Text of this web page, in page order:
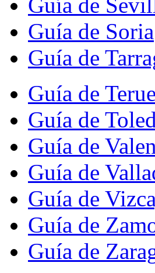
Guía de Soria
Guía de
Guía de
Guía de
Guía de
Guía de
Guía de
Guía de
Guía de